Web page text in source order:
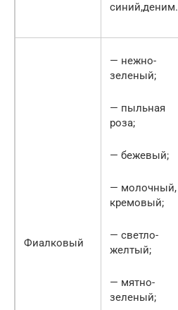
синий,деним.
Фиалковый
— нежно-
зеленый;
— пыльная
роза;
— бежевый;
— молочный,
кремовый;
— светло-
желтый;
— мятно-
зеленый;